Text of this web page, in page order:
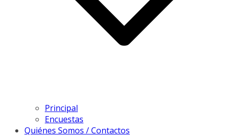
Principal
Encuestas
Quiénes Somos / Contactos